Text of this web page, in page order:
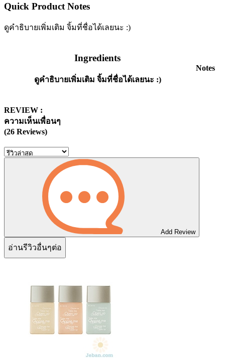
Quick Product Notes
ดูคำธิบายเพิ่มเติม จิ้มที่ชื่อได้เลยนะ :)
Ingredients
ดูคำธิบายเพิ่มเติม จิ้มที่ชื่อได้เลยนะ :)
Notes
REVIEW :
ความเห็นเพื่อนๆ
(26 Reviews)
Add Review
อ่านรีวิวอื่นๆต่อ